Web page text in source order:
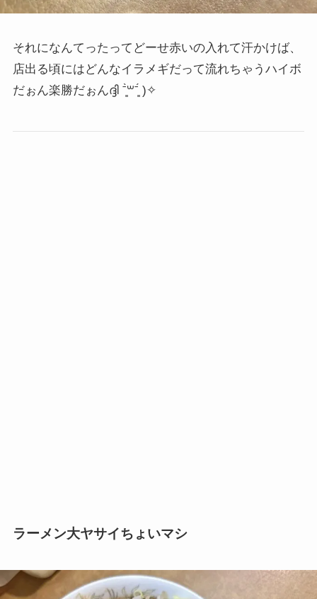
それになんてったってどーせ赤いの入れて汗かけば、
店出る頃にはどんなイラメギだって流れちゃうハイボ
だぉん楽勝だぉんദ്ദി ˉ͈̀꒳ˉ͈́ )✧
ラーメン大ヤサイちょいマシ